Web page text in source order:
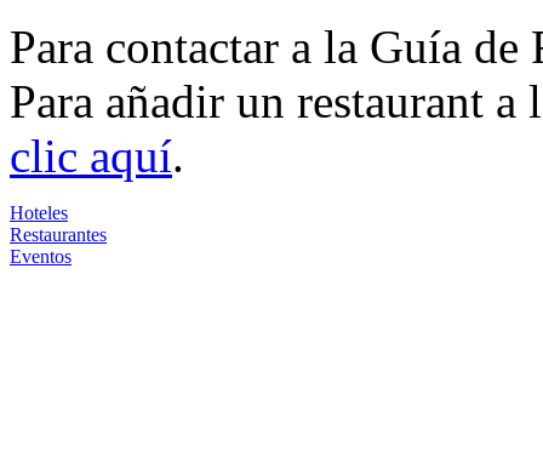
Para contactar a la Guía de
Para añadir un restaurant
clic aquí.
Hoteles
Restaurantes
Eventos